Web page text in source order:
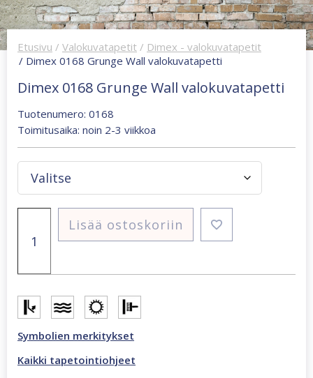
Etusivu / Valokuvatapetit / Dimex - valokuvatapetit
/ Dimex 0168 Grunge Wall valokuvatapetti
Dimex 0168 Grunge Wall valokuvatapetti
Tuotenumero: 0168
Toimitusaika: noin 2-3 viikkoa
Grunge
valokuvatapetti
Lisää ostoskoriin
Symbolien merkitykset
Kaikki tapetointiohjeet